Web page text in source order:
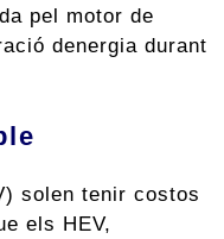
pel motor de
denergia durant
solen tenir costos
els HEV,